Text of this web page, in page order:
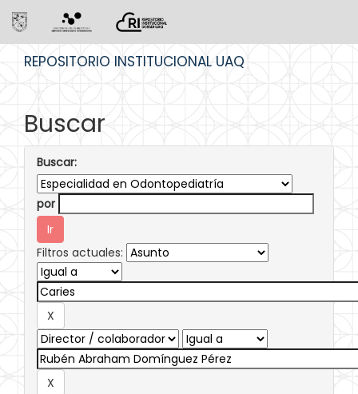
REPOSITORIO INSTITUCIONAL UAQ
Buscar
Buscar:
por
Filtros actuales: